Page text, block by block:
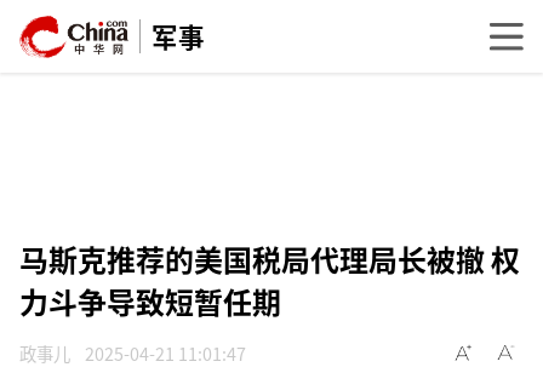
军事
马斯克推荐的美国税局代理局长被撤 权
力斗争导致短暂任期
政事儿 2025-04-21 11:01:47